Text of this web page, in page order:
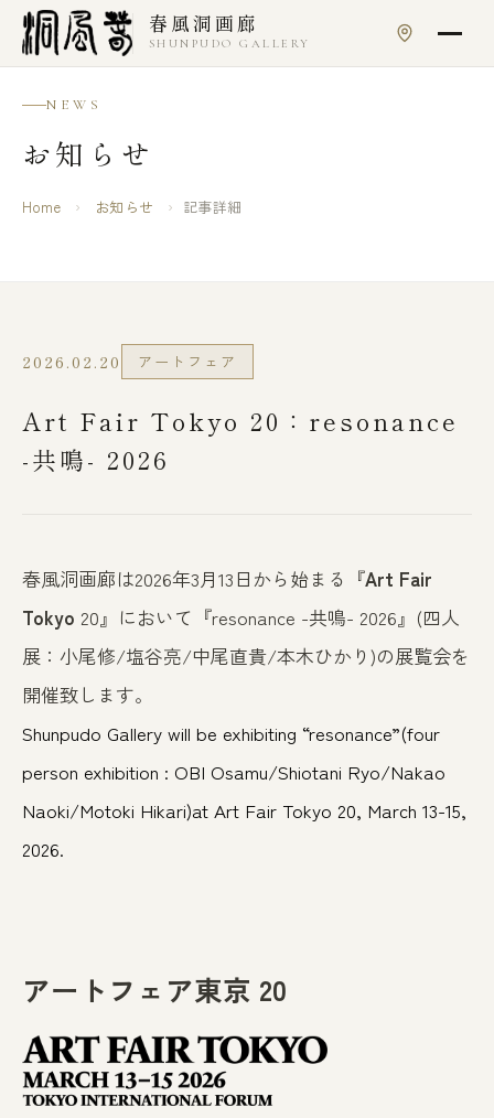
本文へスキップ 春風洞画廊
SHUNPUDO GALLERY
NEWS
お知らせ
Home › お知らせ › 記事詳細
2026.02.20 アートフェア
Art Fair Tokyo 20：resonance
-共鳴- 2026
春風洞画廊は2026年3月13日から始まる『Art Fair
Tokyo 20』において『resonance -共鳴- 2026』(四人
展：小尾修/塩谷亮/中尾直貴/本木ひかり)の展覧会を
開催致します。
Shunpudo Gallery will be exhibiting “resonance”(four
person exhibition : OBI Osamu/Shiotani Ryo/Nakao
Naoki/Motoki Hikari)at Art Fair Tokyo 20, March 13-15,
2026.
アートフェア東京 20